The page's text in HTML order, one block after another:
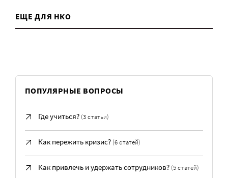
ЕЩЕ ДЛЯ НКО
ПОПУЛЯРНЫЕ ВОПРОСЫ
Где учиться? (3 статьи)
Как пережить кризис? (6 статей)
Как привлечь и удержать сотрудников? (5 статей)